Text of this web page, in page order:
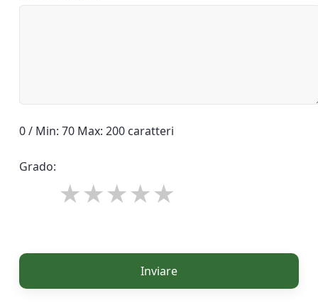
0 / Min: 70 Max: 200 caratteri
Grado:
Inviare